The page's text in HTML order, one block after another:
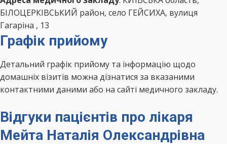
БІЛОЦЕРКІВСЬКИЙ район, село ГЕЙСИХА, вулиця
Гагаріна , 13
Графік прийому
Детальний графік прийому та інформацію щодо
домашніх візитів можна дізнатися за вказаними
контактними даними або на сайті медичного закладу.
Відгуки пацієнтів про лікаря
Мейта Наталія Олександрівна